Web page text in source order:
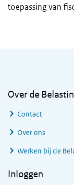
toepassing van
Over de
Contact
Over ons
Werken bij de
Inloggen